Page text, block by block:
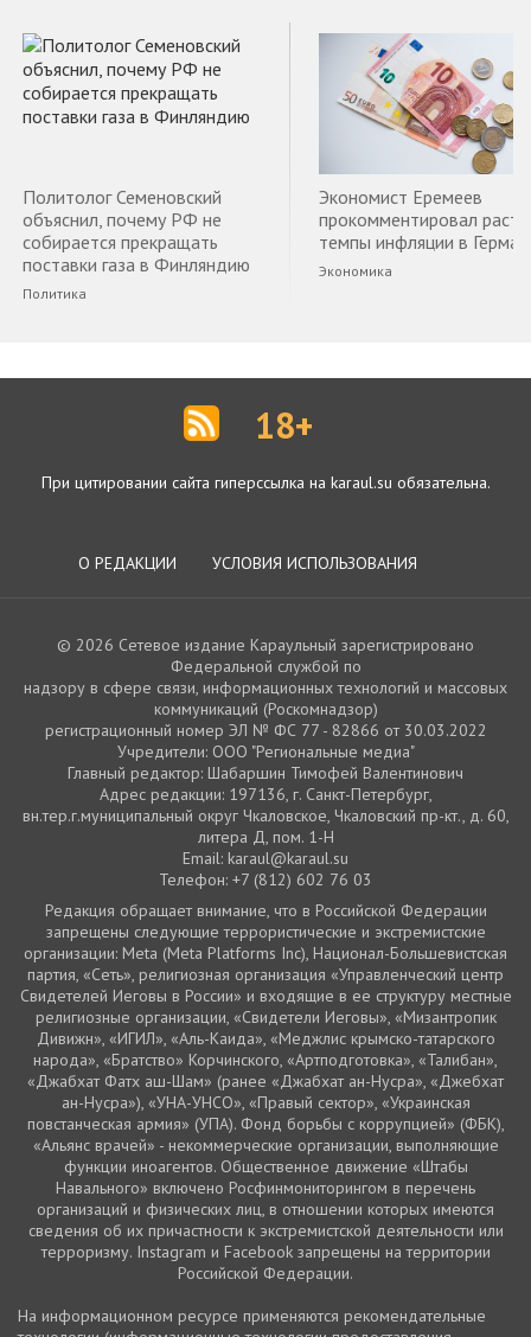
Политолог Семеновский
объяснил, почему РФ не
собирается прекращать
поставки газа в Финляндию
Политика
Экономист Еремеев
прокомментировал
темпы инфляции в
Экономика
18+
При цитировании сайта гиперссылка на karaul.su обязательна.
О РЕДАКЦИИ УСЛОВИЯ ИСПОЛЬЗОВАНИЯ
© 2026 Сетевое издание Караульный зарегистрировано
Федеральной службой по
надзору в сфере связи, информационных технологий и массовых
коммуникаций (Роскомнадзор)
регистрационный номер ЭЛ № ФС 77 - 82866 от 30.03.2022
Учредители: ООО "Региональные медиа"
Главный редактор: Шабаршин Тимофей Валентинович
Адрес редакции: 197136, г. Санкт-Петербург,
вн.тер.г.муниципальный округ Чкаловское, Чкаловский пр-кт., д. 60,
литера Д, пом. 1-Н
Email: karaul@karaul.su
Телефон: +7 (812) 602 76 03
Редакция обращает внимание, что в Российской Федерации
запрещены следующие террористические и экстремистские
организации: Meta (Meta Platforms Inc), Национал-Большевистская
партия, «Сеть», религиозная организация «Управленческий центр
Свидетелей Иеговы в России» и входящие в ее структуру местные
религиозные организации, «Свидетели Иеговы», «Мизантропик
Дивижн», «ИГИЛ», «Аль-Каида», «Меджлис крымско-татарского
народа», «Братство» Корчинского, «Артподготовка», «Талибан»,
«Джабхат Фатх аш-Шам» (ранее «Джабхат ан-Нусра», «Джебхат
ан-Нусра»), «УНА-УНСО», «Правый сектор», «Украинская
повстанческая армия» (УПА). Фонд борьбы с коррупцией» (ФБК),
«Альянс врачей» - некоммерческие организации, выполняющие
функции иноагентов. Общественное движение «Штабы
Навального» включено Росфинмониторингом в перечень
организаций и физических лиц, в отношении которых имеются
сведения об их причастности к экстремистской деятельности или
терроризму. Instagram и Facebook запрещены на территории
Российской Федерации.
На информационном ресурсе применяются рекомендательные